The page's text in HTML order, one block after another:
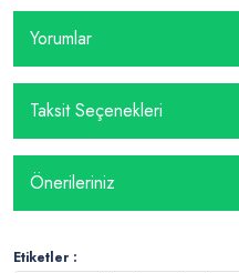
Yorumlar
Taksit Seçenekleri
Önerileriniz
Etiketler :